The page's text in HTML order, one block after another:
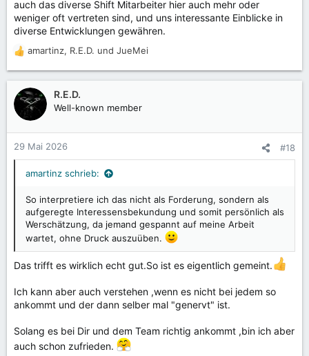
auch das diverse Shift Mitarbeiter hier auch mehr oder
weniger oft vertreten sind, und uns interessante Einblicke in
diverse Entwicklungen gewähren.
R
e
a
k
t
o
n
amartinz, R.E.D. und JueMei
R.E.D.
Well-known member
29 Mai 2026 #18
amartinz schrieb:
So interpretiere ich das nicht als Forderung, sondern als
aufgeregte Interessensbekundung und somit persönlich als
Werschätzung, da jemand gespannt auf meine Arbeit
wartet, ohne Druck auszuüben.
Das trifft es wirklich echt gut.So ist es eigentlich gemeint.
Ich kann aber auch verstehen ,wenn es nicht bei jedem so
ankommt und der dann selber mal "genervt" ist.
Solang es bei Dir und dem Team richtig ankommt ,bin ich aber
auch schon zufrieden.